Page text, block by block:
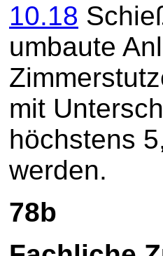
10.18
umbaute
mit
höchstens
werden.
78b